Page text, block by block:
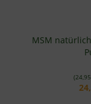
MSM